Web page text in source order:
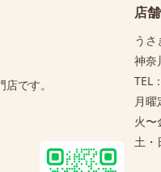
です。
店
う
神奈
TEL
月曜
火
土